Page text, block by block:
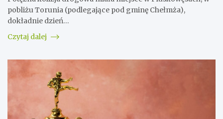
pobliżu Torunia (podlegające pod gminę Chełmża),
dokładnie dzień…
Czytaj dalej